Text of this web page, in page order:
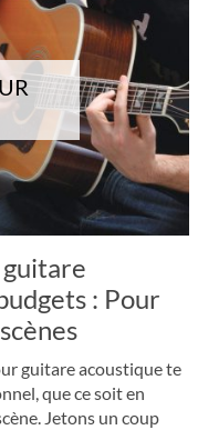
guitare
: Pour
guitare acoustique te
que ce soit en
Jetons un coup